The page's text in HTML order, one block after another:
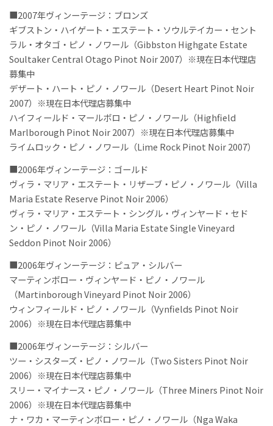
■2007年ヴィンーテージ：ブロンズ
ギブストン・ハイゲート・エステート・ソウルテイカー・セント
ラル・オタゴ・ピノ・ノワール（Gibbston Highgate Estate
Soultaker Central Otago Pinot Noir 2007）※現在日本代理店
募集中
デザート・ハート・ピノ・ノワール（Desert Heart Pinot Noir
2007）※現在日本代理店募集中
ハイフィールド・マールボロ・ピノ・ノワール（Highfield
Marlborough Pinot Noir 2007）※現在日本代理店募集中
ライムロック・ピノ・ノワール（Lime Rock Pinot Noir 2007）
■2006年ヴィンーテージ：ゴールド
ヴィラ・マリア・エステート・リザーブ・ピノ・ノワール（Villa
Maria Estate Reserve Pinot Noir 2006）
ヴィラ・マリア・エステート・シングル・ヴィンヤード・セド
ン・ピノ・ノワール（Villa Maria Estate Single Vineyard
Seddon Pinot Noir 2006）
■2006年ヴィンーテージ：ピュア・シルバー
マーティンボロー・ヴィンヤード・ピノ・ノワール
（Martinborough Vineyard Pinot Noir 2006）
ウィンフィールド・ピノ・ノワール（Vynfields Pinot Noir
2006）※現在日本代理店募集中
■2006年ヴィンーテージ：シルバー
ツー・シスターズ・ピノ・ノワール（Two Sisters Pinot Noir
2006）※現在日本代理店募集中
スリー・マイナース・ピノ・ノワール（Three Miners Pinot Noir
2006）※現在日本代理店募集中
ナ・ワカ・マーティンボロー・ピノ・ノワール（Nga Waka